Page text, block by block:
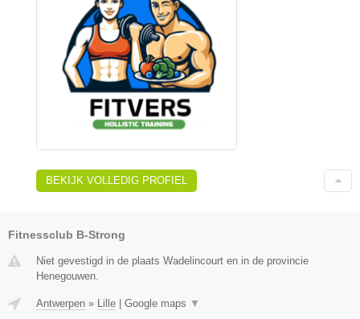
BEKIJK VOLLEDIG PROFIEL
Fitnessclub B-Strong
Niet gevestigd in de plaats Wadelincourt en in de provincie
Henegouwen.
Antwerpen » Lille | Google maps ▼